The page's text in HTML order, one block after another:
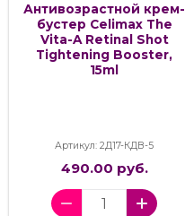
Антивозрастной крем-
бустер Celimax The
Vita-A Retinal Shot
Tightening Booster,
15ml
Артикул: 2Д17-КДВ-5
490.00 руб.